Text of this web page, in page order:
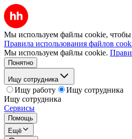
Мы используем файлы cookie, чтобы
Правила использования файлов
Мы используем файлы cookie.
Понятно
Ищу сотрудника
Ищу работу
Ищу сотрудника
Ищу сотрудника
Сервисы
Помощь
Ещё